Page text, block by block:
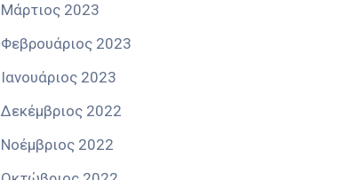
Μάρτιος 2023
Φεβρουάριος 2023
Ιανουάριος 2023
Δεκέμβριος 2022
Νοέμβριος 2022